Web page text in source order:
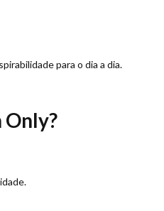
para o dia a dia.
Only?